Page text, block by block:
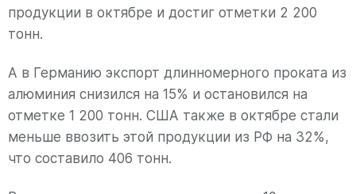
продукции в октябре и достиг отметки 2 200
тонн.
А в Германию экспорт длинномерного проката из
алюминия снизился на 15% и остановился на
отметке 1 200 тонн. США также в октябре стали
меньше ввозить этой продукции из РФ на 32%,
что составило 406 тонн.